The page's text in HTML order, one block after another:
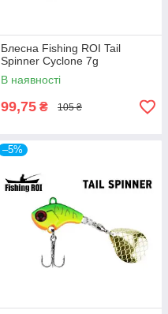
Блесна Fishing ROI Tail
Spinner Cyclone 7g
В наявності
99,75 ₴ 105 ₴
–5%